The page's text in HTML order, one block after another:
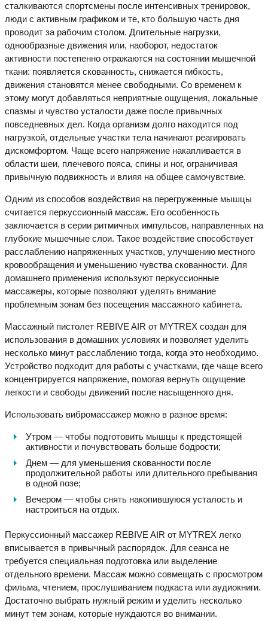
сталкиваются спортсмены после интенсивных тренировок,
люди с активным графиком и те, кто большую часть дня
проводит за рабочим столом. Длительные нагрузки,
однообразные движения или, наоборот, недостаток
активности постепенно отражаются на состоянии мышечной
ткани: появляется скованность, снижается гибкость,
движения становятся менее свободными. Со временем к
этому могут добавляться неприятные ощущения, локальные
спазмы и чувство усталости даже после привычных
повседневных дел. Когда организм долго находится под
нагрузкой, отдельные участки тела начинают реагировать
дискомфортом. Чаще всего напряжение накапливается в
области шеи, плечевого пояса, спины и ног, ограничивая
привычную подвижность и влияя на общее самочувствие.
Одним из способов воздействия на перегруженные мышцы
считается перкуссионный массаж. Его особенность
заключается в серии ритмичных импульсов, направленных на
глубокие мышечные слои. Такое воздействие способствует
расслаблению напряженных участков, улучшению местного
кровообращения и уменьшению чувства скованности. Для
домашнего применения используют перкуссионные
массажеры, которые позволяют уделять внимание
проблемным зонам без посещения массажного кабинета.
Массажный пистолет REBIVE AIR от MYTREX создан для
использования в домашних условиях и позволяет уделить
несколько минут расслаблению тогда, когда это необходимо.
Устройство подходит для работы с участками, где чаще всего
концентрируется напряжение, помогая вернуть ощущение
легкости и свободы движений после насыщенного дня.
Использовать вибромассажер можно в разное время:
Утром — чтобы подготовить мышцы к предстоящей
активности и почувствовать больше бодрости;
Днем — для уменьшения скованности после
продолжительной работы или длительного пребывания
в одной позе;
Вечером — чтобы снять накопившуюся усталость и
настроиться на отдых.
Перкуссионный массажер REBIVE AIR от MYTREX легко
вписывается в привычный распорядок. Для сеанса не
требуется специальная подготовка или выделение
отдельного времени. Массаж можно совмещать с просмотром
фильма, чтением, прослушиванием подкаста или аудиокниги.
Достаточно выбрать нужный режим и уделить несколько
минут тем зонам, которые нуждаются во внимании.